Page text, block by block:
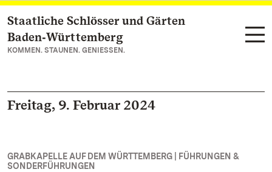
Zum Hauptinhalt springen
Staatliche Schlösser und Gärten
Baden‑Württemberg
KOMMEN. STAUNEN. GENIESSEN.
Freitag, 9. Februar 2024
GRABKAPELLE AUF DEM WÜRTTEMBERG | FÜHRUNGEN &
SONDERFÜHRUNGEN